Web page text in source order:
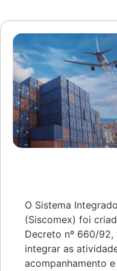
O Sistema
(Siscomex) foi
Decreto nº 660/
integrar as
acompanhamento